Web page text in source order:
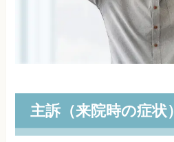
主訴（来院時の症状）